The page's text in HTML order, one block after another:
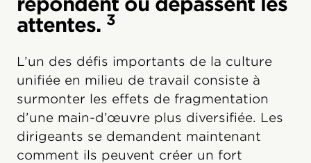
attentes. 3
L’un des défis importants de la culture
unifiée en milieu de travail consiste à
surmonter les effets de fragmentation
d’une main-d’œuvre plus diversifiée. Les
dirigeants se demandent maintenant
comment ils peuvent créer un fort